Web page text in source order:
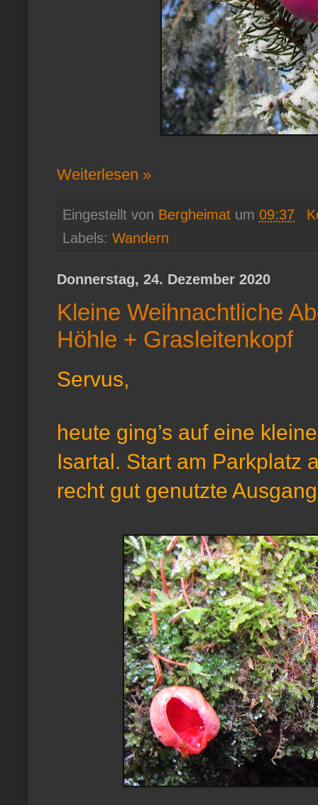
Weiterlesen »
Eingestellt von Bergheimat um 09:37
Labels: Wandern
Donnerstag, 24. Dezember 2020
Kleine Weihnachtliche
Höhle + Grasleitenkopf
Servus,
heute ging’s auf eine
Isartal. Start am Parkplatz
recht gut genutzte